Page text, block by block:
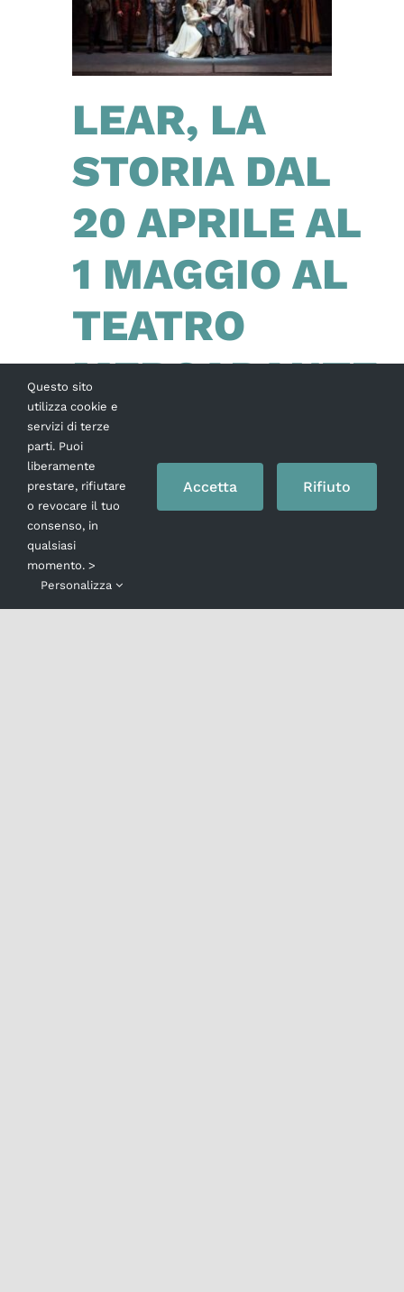
LEAR, LA
STORIA DAL
20 APRILE AL
1 MAGGIO AL
TEATRO
MERCADANTE
interpreta Re Lear di Shakespeare nello
spettacolo LEAR, la storia in scena dal 20
aprile al 1 maggio al Teatro Mercadante con
la regia e l’adattamento di Giuseppe
Dipasquale nella traduzione di Masolino
d’Amico Dopo il
Questo sito
utilizza cookie e
servizi di terze
parti. Puoi
liberamente
prestare, rifiutare
o revocare il tuo
consenso, in
qualsiasi
momento. >
Personalizza
Accetta Rifiuto